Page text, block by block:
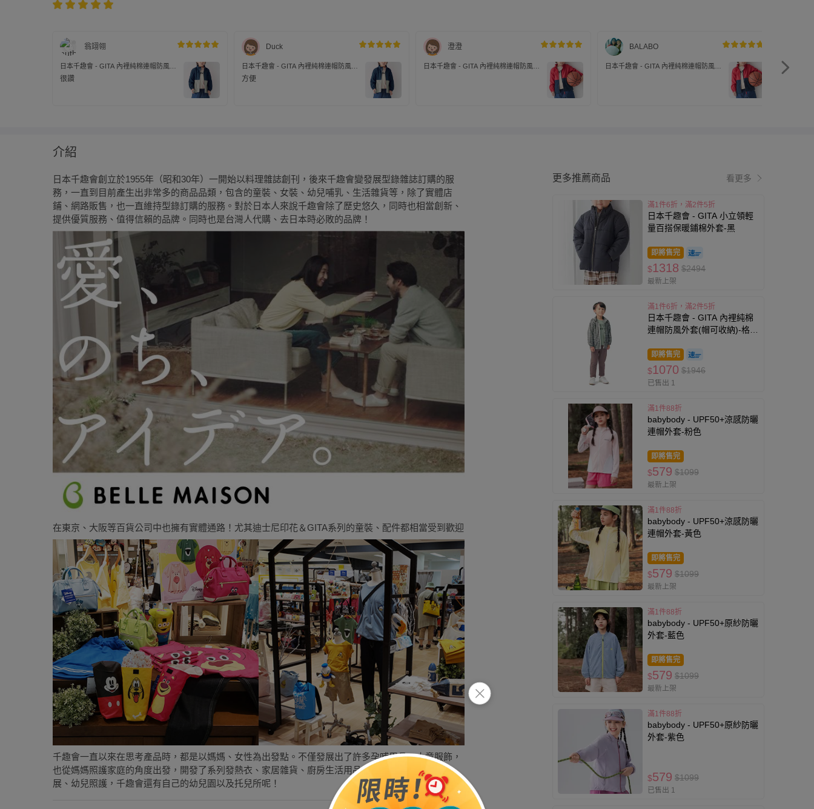
翁翊翎
日本千趣會 - GITA 內裡純棉連帽防風外
套(帽可收納)-海軍藍x灰
很讚
Duck
日本千趣會 - GITA 內裡純棉連帽防風外
套(帽可收納)-海軍藍x灰
方便
澄澄
日本千趣會 - GITA 內裡純棉連帽防風外
BALABO
日本千趣會 - GITA 內裡純棉連帽防風外
日本千
介紹
日本千趣會創立於1955年（昭和30年）一開始以料理雜誌創刊，後來千趣會變發展型錄雜誌訂購的服
務，一直到目前產生出非常多的商品品類，包含的童裝、女裝、幼兒哺乳、生活雜貨等，除了實體店
鋪、網路販售，也一直維持型錄訂購的服務。對於日本人來說千趣會除了歷史悠久，同時也相當創新、
提供優質服務、值得信賴的品牌。同時也是台灣人代購、去日本時必敗的品牌！
在東京、大阪等百貨公司中也擁有實體通路！尤其迪士尼印花＆GITA系列的童裝、配件都相當受到歡迎
千趣會一直以來在思考產品時，都是以媽媽、女性為出發點。不僅發展出了許多孕哺用品、小童服飾，
也從媽媽照護家庭的角度出發，開發了系列發熱衣、家居雜貨、廚房生活用品⋯等，因為在乎幼兒發
展、幼兒照護，千趣會還有自己的幼兒園以及托兒所呢！
更多推薦商品 看更多
滿1件6折，滿2件5折
日本千趣會 - GITA 小立領輕
量百搭保暖鋪棉外套-黑
即將售完
$1318 $2494
最新上架
滿1件6折，滿2件5折
日本千趣會 - GITA 內裡純棉
連帽防風外套(帽可收納)-格
即將售完
$1070 $1946
已售出 1
滿1件88折
babybody - UPF50+涼感防曬
連帽外套-粉色
即將售完
$579 $1099
最新上架
滿1件88折
babybody - UPF50+涼感防曬
連帽外套-黃色
即將售完
$579 $1099
最新上架
滿1件88折
babybody - UPF50+原紗防曬
外套-藍色
即將售完
$579 $1099
最新上架
滿1件88折
babybody - UPF50+原紗防曬
外套-紫色
$579 $1099
已售出 1